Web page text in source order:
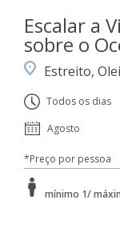
Escalar a
sobre o
Estreito,
Todos os dias
Agosto
*Preço por pessoa
mínimo 1/